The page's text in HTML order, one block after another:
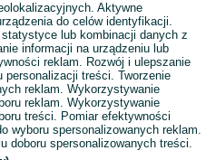
Aktywne
do celów identyfikacji.
lub kombinacji danych z
informacji na urządzeniu lub
reklam. Rozwój i ulepszanie
personalizacji treści. Tworzenie
reklam. Wykorzystywanie
reklam. Wykorzystywanie
treści. Pomiar efektywności
wyboru spersonalizowanych reklam.
doboru spersonalizowanych treści.